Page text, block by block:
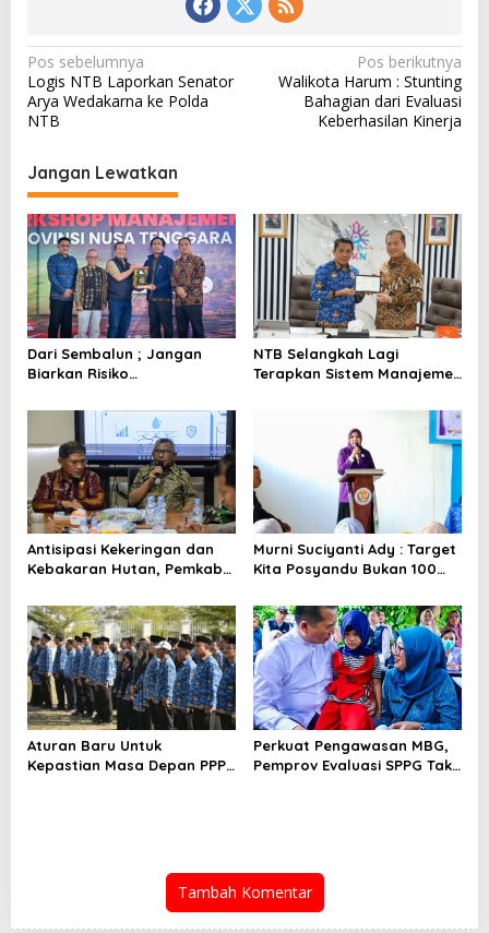
N
a
v
g
a
s
i
p
o
s
Pos sebelumnya
Logis NTB Laporkan Senator
Arya Wedakarna ke Polda
NTB
Pos berikutnya
Walikota Harum : Stunting
Bahagian dari Evaluasi
Keberhasilan Kinerja
Jangan Lewatkan
Dari Sembalun ; Jangan
Biarkan Risiko
NTB Selangkah Lagi
Terapkan Sistem Manajemen
Antisipasi Kekeringan dan
Kebakaran Hutan, Pemkab
Murni Suciyanti Ady : Target
Kita Posyandu Bukan 100
Persen Berfungsi
Aturan Baru Untuk
Kepastian Masa Depan PPPK
Perkuat Pengawasan MBG,
Pemprov Evaluasi SPPG Tak
Tambah Komentar